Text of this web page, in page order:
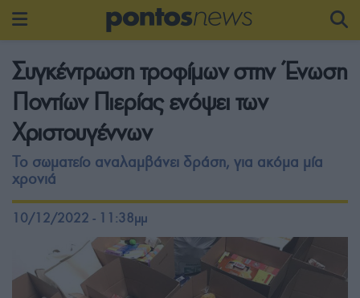
Συγκέντρωση τροφίμων στην Ένωση
Ποντίων Πιερίας ενόψει των
Χριστουγέννων
Το σωματείο αναλαμβάνει δράση, για ακόμα μία
χρονιά
10/12/2022 - 11:38μμ